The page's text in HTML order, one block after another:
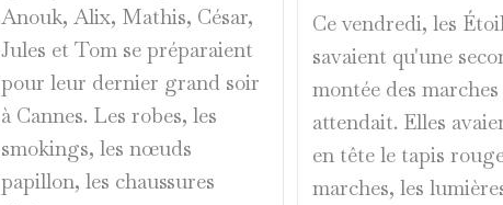
Anouk, Alix, Mathis, César,
Jules et Tom se préparaient
pour leur dernier grand soir
à Cannes. Les robes, les
smokings, les nœuds
papillon, les chaussures
Ce vendredi, les
savaient qu'une
montée des marches
attendait. Elles
en tête le tapis
marches, les